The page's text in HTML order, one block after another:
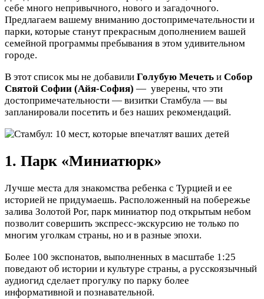
себе много непривычного, нового и загадочного.
Предлагаем вашему вниманию достопримечательности и
парки, которые станут прекрасным дополнением вашей
семейной программы пребывания в этом удивительном
городе.
В этот список мы не добавили Голубую Мечеть и Собор
Святой Софии (Айя-София) — уверены, что эти
достопримечательности — визитки Стамбула — вы
запланировали посетить и без наших рекомендаций.
1. Парк «Миниатюрк»
Лучше места для знакомства ребенка с Турцией и ее
историей не придумаешь. Расположенный на побережье
залива Золотой Рог, парк миниатюр под открытым небом
позволит совершить экспресс-экскурсию не только по
многим уголкам страны, но и в разные эпохи.
Более 100 экспонатов, выполненных в масштабе 1:25
поведают об истории и культуре страны, а русскоязычный
аудиогид сделает прогулку по парку более
информативной и познавательной.